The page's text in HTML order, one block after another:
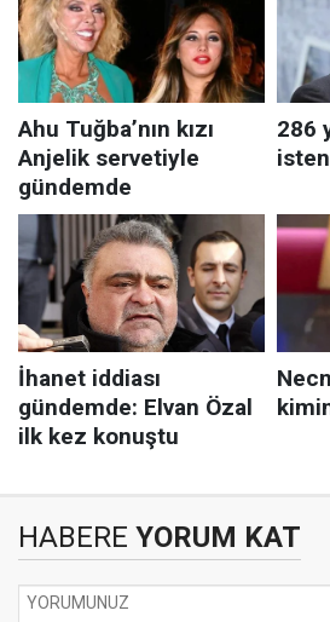
HABERE YORUM KAT